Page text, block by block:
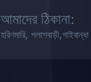
আমাদের ঠিকানা:
হরিণমারি,